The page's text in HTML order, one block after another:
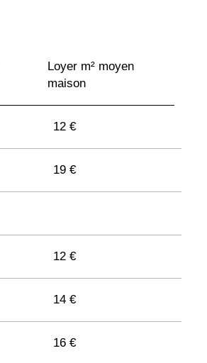
Loyer m² moyen
maison
12 €
19 €
12 €
14 €
16 €